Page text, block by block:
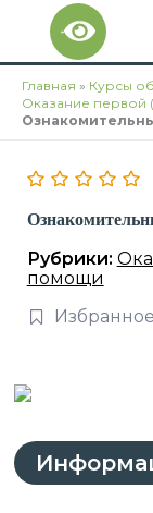
Перейти
содержимому
Главная » Курсы
Оказание
Рубрики:
помощи
Избранное